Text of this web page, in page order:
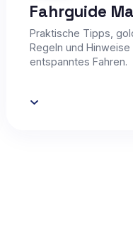
Fahrguide
Praktische Tipps,
Regeln und Hinweise
entspanntes Fahren.